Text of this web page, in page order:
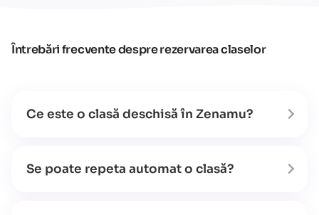
Întrebări frecvente despre rezervarea claselor
Ce este o clasă deschisă în Zenamu?
Se poate repeta automat o clasă?